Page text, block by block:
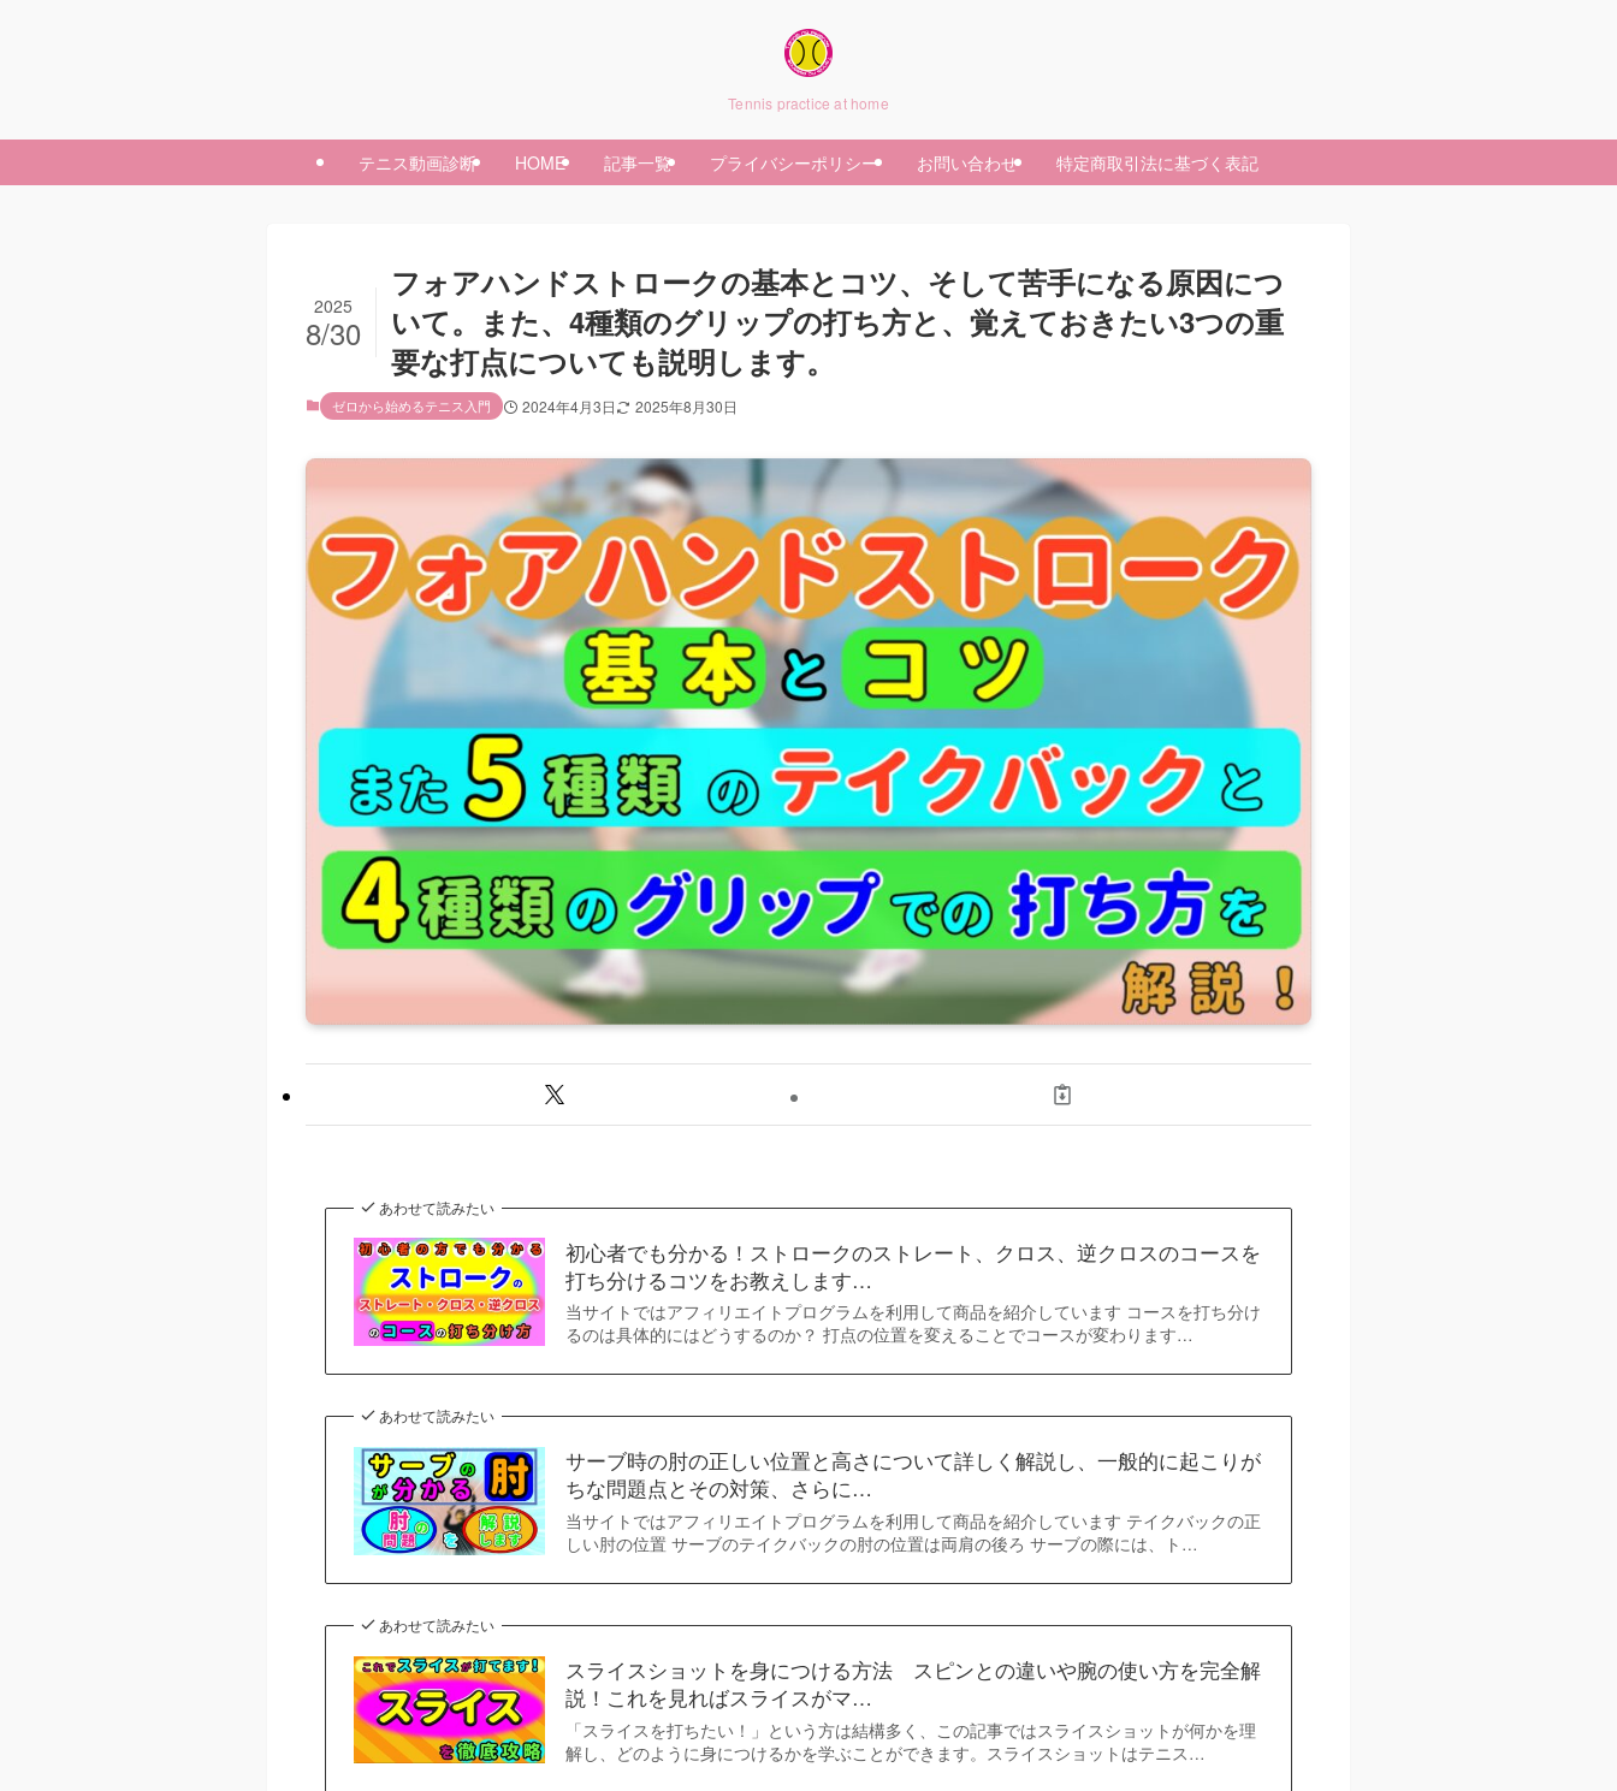
Tennis practice at home
テニス動画診断 HOME 記事一覧 プライバシーポリシー お問い合わせ 特定商取引法に基づく表記
フォアハンドストロークの基本とコツ、そして苦手になる原因につ
いて。また、4種類のグリップの打ち方と、覚えておきたい3つの重
要な打点についても説明します。
2025
8/30
ゼロから始めるテニス入門 2024年4月3日 2025年8月30日
あわせて読みたい
初心者でも分かる！ストロークのストレート、クロス、逆クロスのコースを
打ち分けるコツをお教えします…
当サイトではアフィリエイトプログラムを利用して商品を紹介しています コースを打ち分け
るのは具体的にはどうするのか？ 打点の位置を変えることでコースが変わります…
あわせて読みたい
サーブ時の肘の正しい位置と高さについて詳しく解説し、一般的に起こりが
ちな問題点とその対策、さらに…
当サイトではアフィリエイトプログラムを利用して商品を紹介しています テイクバックの正
しい肘の位置 サーブのテイクバックの肘の位置は両肩の後ろ サーブの際には、ト…
あわせて読みたい
スライスショットを身につける方法 スピンとの違いや腕の使い方を完全解
説！これを見ればスライスがマ…
「スライスを打ちたい！」という方は結構多く、この記事ではスライスショットが何かを理
解し、どのように身につけるかを学ぶことができます。スライスショットはテニス…